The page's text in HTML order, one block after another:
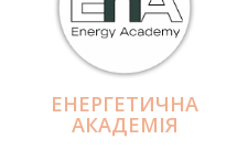
ЕНЕРГЕТИЧНА
АКАДЕМІЯ